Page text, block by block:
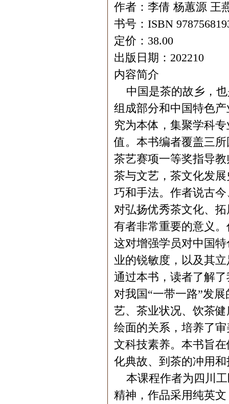
作者：李倩 杨蕙源 王
书号：ISBN
定价：38.00
出版日期：202210
内容简介
中国是茶的故乡，也
组成部分和中国特色
究为本体，集聚学科
值。本书编者覆盖三
茶艺赛项一等奖指导
茶与文艺，茶文化发
巧和手法。作者说古
对弘扬优秀茶文化、
有者非常重要的意义
这对增强学员对中国
业的锐敏度，以及其
通过本书，读者了解
对我国“一带一路”发
艺、茶业状况、饮茶
绘面的关系，培养了
文科技素养。本书旨
化典故、到茶的冲用
本课程作者为四川工
精神，作品采用纯英